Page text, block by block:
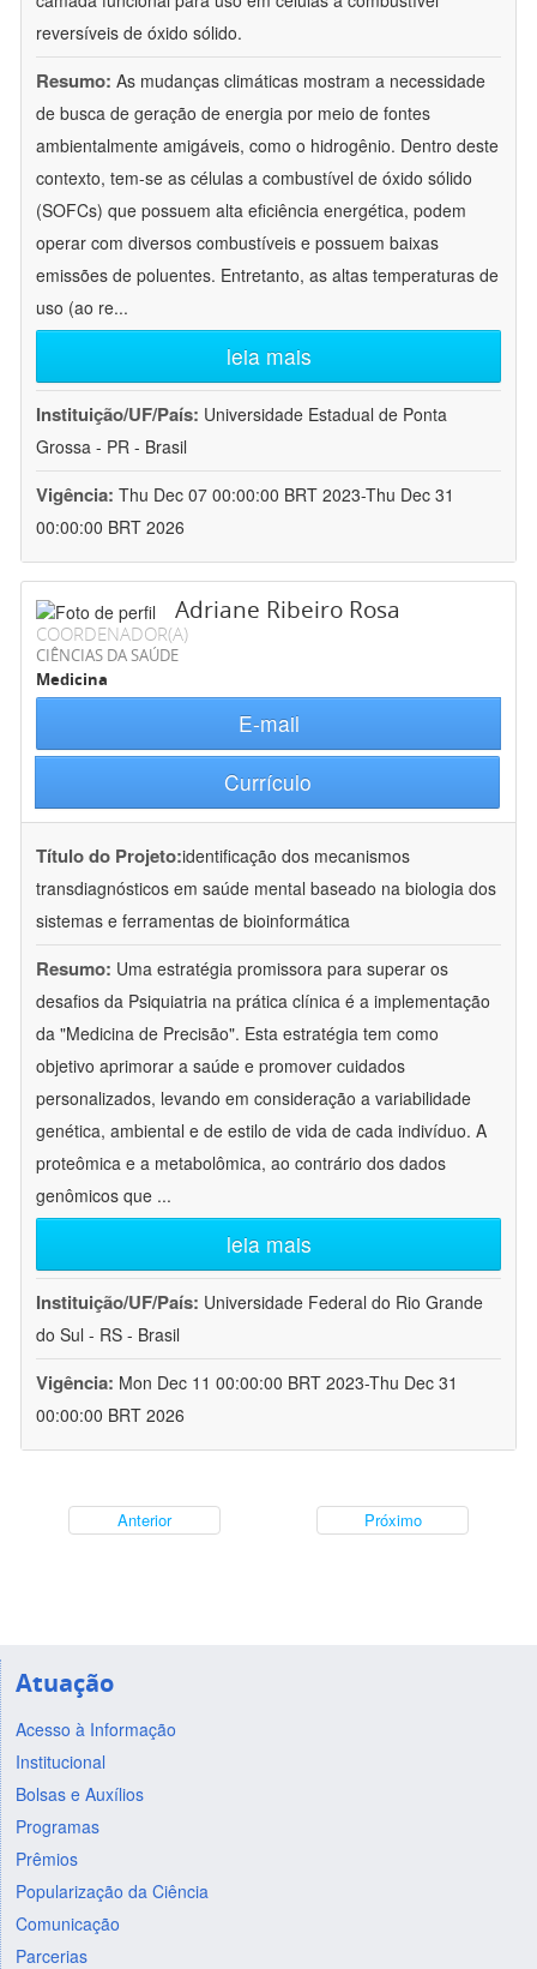
reversíveis de óxido sólido.
Resumo: As mudanças climáticas mostram a necessidade
de busca de geração de energia por meio de fontes
ambientalmente amigáveis, como o hidrogênio. Dentro deste
contexto, tem-se as células a combustível de óxido sólido
(SOFCs) que possuem alta eficiência energética, podem
operar com diversos combustíveis e possuem baixas
emissões de poluentes. Entretanto, as altas temperaturas de
uso (ao re...
leia mais
Instituição/UF/País: Universidade Estadual de Ponta
Grossa - PR - Brasil
Vigência: Thu Dec 07 00:00:00 BRT 2023-Thu Dec 31
00:00:00 BRT 2026
Adriane Ribeiro Rosa
COORDENADOR(A)
CIÊNCIAS DA SAÚDE
Medicina
E-mail
Currículo
Título do Projeto:identificação dos mecanismos
transdiagnósticos em saúde mental baseado na biologia dos
sistemas e ferramentas de bioinformática
Resumo: Uma estratégia promissora para superar os
desafios da Psiquiatria na prática clínica é a implementação
da "Medicina de Precisão". Esta estratégia tem como
objetivo aprimorar a saúde e promover cuidados
personalizados, levando em consideração a variabilidade
genética, ambiental e de estilo de vida de cada indivíduo. A
proteômica e a metabolômica, ao contrário dos dados
genômicos que ...
leia mais
Instituição/UF/País: Universidade Federal do Rio Grande
do Sul - RS - Brasil
Vigência: Mon Dec 11 00:00:00 BRT 2023-Thu Dec 31
00:00:00 BRT 2026
Anterior Próximo
Atuação
Acesso à Informação
Institucional
Bolsas e Auxílios
Programas
Prêmios
Popularização da Ciência
Comunicação
Parcerias